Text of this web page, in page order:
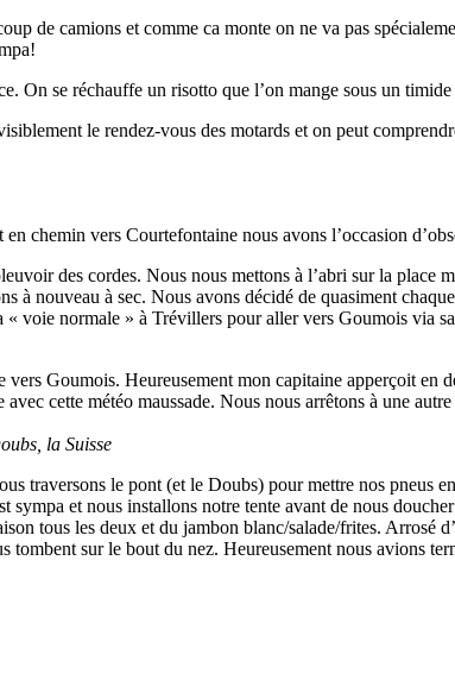
de camions et comme ca monte on ne va pas
On se réchauffe un risotto que l’on mange sous un
le rendez-vous des motards et on peut
chemin vers Courtefontaine nous avons l’occasion
des cordes. Nous nous mettons à l’abri sur la place
à nouveau à sec. Nous avons décidé de quasiment
voie normale » à Trévillers pour aller vers Goumois via
Goumois. Heureusement mon capitaine apperçoit
cette météo maussade. Nous nous arrêtons à une
la Suisse
traversons le pont (et le Doubs) pour mettre nos pneus
et nous installons notre tente avant de nous
tous les deux et du jambon blanc/salade/frites.
tombent sur le bout du nez. Heureusement nous avions